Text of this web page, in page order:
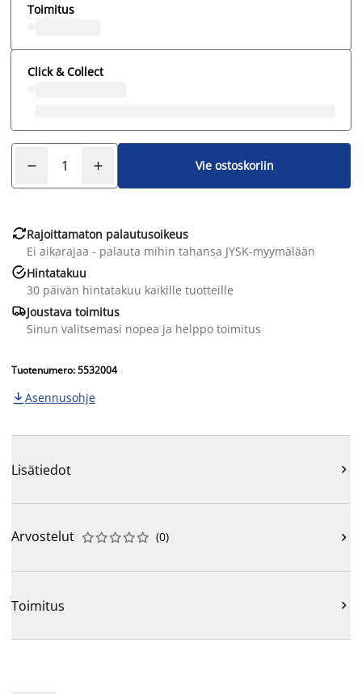
Toimitus
Click & Collect
Vie ostoskoriin
Rajoittamaton palautusoikeus
Ei aikarajaa - palauta mihin tahansa JYSK-myymälään
Hintatakuu
30 päivän hintatakuu kaikille tuotteille
Joustava toimitus
Sinun valitsemasi nopea ja helppo toimitus
Tuotenumero: 5532004
 Asennusohje
Lisätiedot 
Arvostelut 




 (0) 
Toimitus 